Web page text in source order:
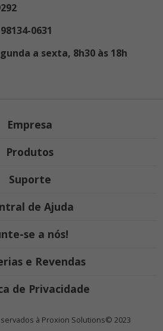
0631
a sexta, 8h30 às 18h
Empresa
Produtos
Suporte
de Ajuda
se a nós!
e Revendas
de Privacidade
à Proxion Solutions© 2023